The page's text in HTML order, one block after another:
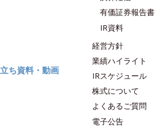
ち資料・動画
有価証券報告書
IR資料
経営方針
業績ハイライト
IRスケジュール
株式について
よくあるご質問
電子公告